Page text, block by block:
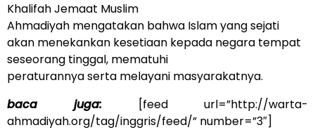
Khalifah Jemaat Muslim
Ahmadiyah mengatakan bahwa Islam yang sejati
akan menekankan kesetiaan kepada negara tempat
seseorang tinggal, mematuhi
peraturannya serta melayani masyarakatnya.
baca juga:
[feed url=”http://warta-
ahmadiyah.org/tag/inggris/feed/” number=”3″]